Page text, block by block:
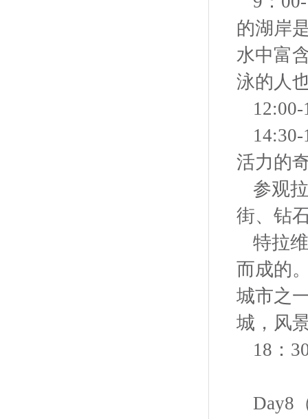
的湖岸
水中富
泳的人
活力的
参观
街、钻
特拉
而成的
城市之
城，风
18：
Day8